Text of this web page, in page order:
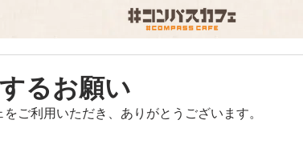
るお願い
ご利用いただき、ありがとうございます。